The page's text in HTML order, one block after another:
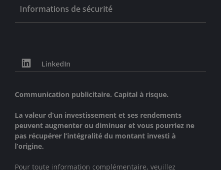
Informations de sécurité
LinkedIn
Communication publicitaire. Capital à risque.
La valeur d’un investissement et ses rendements
peuvent augmenter ou diminuer et vous pourriez ne
pas récupérer l’intégralité du montant investi à
l’origine.
Pour toute information complémentaire, veuillez